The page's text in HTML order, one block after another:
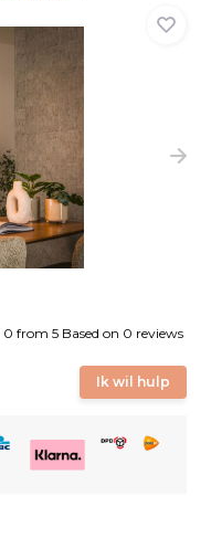
0 from 5 Based on 0 reviews
Ik wil hulp